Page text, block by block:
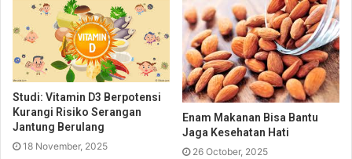
Studi: Vitamin D3 Berpotensi
Kurangi Risiko Serangan
Jantung Berulang
18 November, 2025
Enam Makanan Bisa Bantu
Jaga Kesehatan Hati
26 October, 2025